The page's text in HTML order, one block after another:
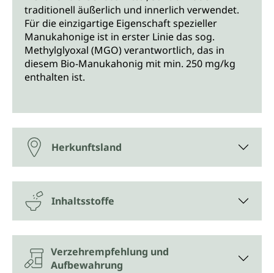
traditionell äußerlich und innerlich verwendet.
Für die einzigartige Eigenschaft spezieller
Manukahonige ist in erster Linie das sog.
Methylglyoxal (MGO) verantwortlich, das in
diesem Bio-Manukahonig mit min. 250 mg/kg
enthalten ist.
Herkunftsland
Inhaltsstoffe
Verzehrempfehlung und
Aufbewahrung